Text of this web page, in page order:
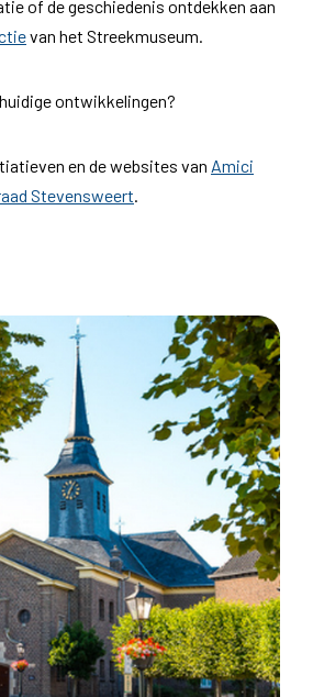
of de geschiedenis ontdekken aan
van het Streekmuseum.
ontwikkelingen?
en de websites van Amici
Stevensweert.